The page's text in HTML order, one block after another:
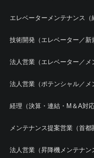
エレベーターメンテナンス（
技術開発（エレベーター／新
法人営業（エレベーター／メ
法人営業（ポテンシャル／メ
経理（決算・連結・M＆A対応
メンテナンス提案営業（首都
法人営業（昇降機メンテナ